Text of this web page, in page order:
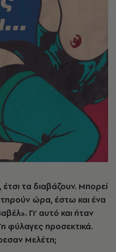
τα διαβάζουν. Μπορεί
ώρα, έστω και ένα
Γι’ αυτό και ήταν
φύλαγες προσεκτικά.
Μελέτη;